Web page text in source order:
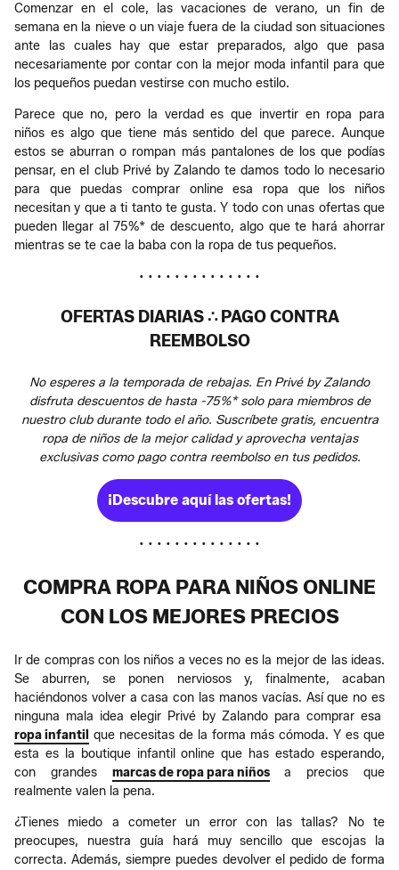
Comenzar en el cole, las vacaciones de verano, un fin de
semana en la nieve o un viaje fuera de la ciudad son situaciones
ante las cuales hay que estar preparados, algo que pasa
necesariamente por contar con la mejor moda infantil para que
los pequeños puedan vestirse con mucho estilo.
Parece que no, pero la verdad es que invertir en ropa para
niños es algo que tiene más sentido del que parece. Aunque
estos se aburran o rompan más pantalones de los que podías
pensar, en el club Privé by Zalando te damos todo lo necesario
para que puedas comprar online esa ropa que los niños
necesitan y que a ti tanto te gusta. Y todo con unas ofertas que
pueden llegar al 75%* de descuento, algo que te hará ahorrar
mientras se te cae la baba con la ropa de tus pequeños.
• • • • • • • • • • • • • •
OFERTAS DIARIAS ∴ PAGO CONTRA
REEMBOLSO
No esperes a la temporada de rebajas. En Privé by Zalando
disfruta descuentos de hasta -75%* solo para miembros de
nuestro club durante todo el año. Suscríbete gratis, encuentra
ropa de niños de la mejor calidad y aprovecha ventajas
exclusivas como pago contra reembolso en tus pedidos.
¡Descubre aquí las ofertas!
• • • • • • • • • • • • • •
COMPRA ROPA PARA NIÑOS ONLINE
CON LOS MEJORES PRECIOS
Ir de compras con los niños a veces no es la mejor de las ideas.
Se aburren, se ponen nerviosos y, finalmente, acaban
haciéndonos volver a casa con las manos vacías. Así que no es
ninguna mala idea elegir Privé by Zalando para comprar esa
ropa infantil que necesitas de la forma más cómoda. Y es que
esta es la boutique infantil online que has estado esperando,
con grandes marcas de ropa para niñosa precios que
realmente valen la pena.
¿Tienes miedo a cometer un error con las tallas? No te
preocupes, nuestra guía hará muy sencillo que escojas la
correcta. Además, siempre puedes devolver el pedido de forma